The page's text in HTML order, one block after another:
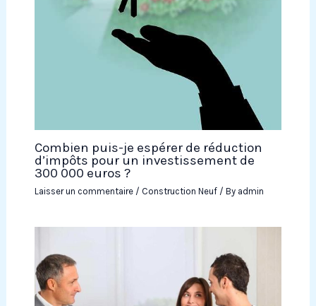
Combien puis-je espérer de réduction
d’impôts pour un investissement de
300 000 euros ?
Laisser un commentaire / Construction Neuf/ By admin